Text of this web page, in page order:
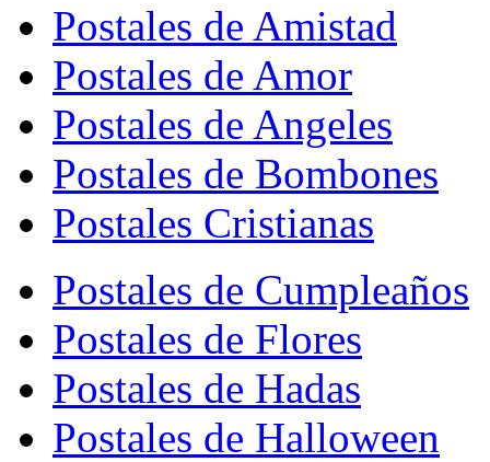
Postales de Amistad
Postales de Amor
Postales de Angeles
Postales de Bombones
Postales Cristianas
Postales de Cumpleaños
Postales de Flores
Postales de Hadas
Postales de Halloween